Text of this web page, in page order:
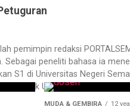
pemimpin redaksi
Sebagai peneliti bahasa ia
S1 di Universitas Negeri
Linguistik Universitas Gadjah
MUDA & GEMBIRA 12